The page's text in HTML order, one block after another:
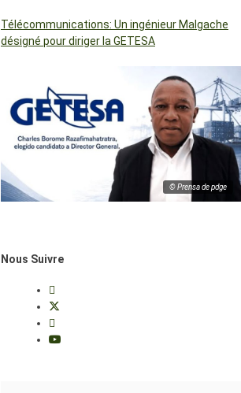
Télécommunications: Un ingénieur Malgache
désigné pour diriger la GETESA
© Prensa de pdge
Nous Suivre